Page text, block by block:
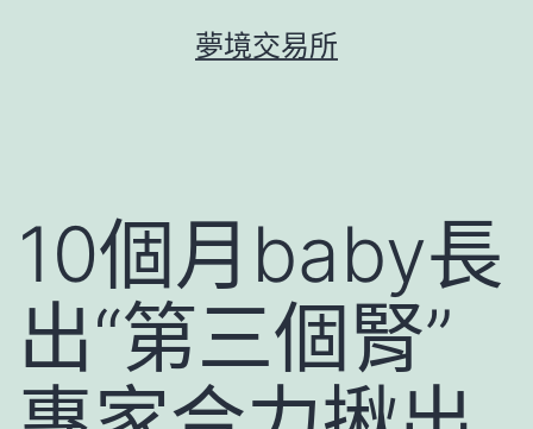
夢境交易所
10個月baby長
出“第三個腎”